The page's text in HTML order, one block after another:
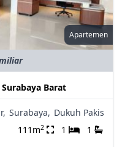
Apartemen
Barat
Surabaya, Dukuh Pakis
111m2 1 1